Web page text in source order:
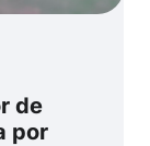
de
por